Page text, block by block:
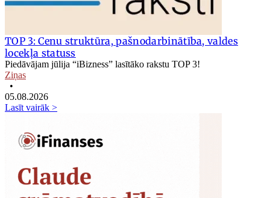
TOP 3: Cenu struktūra, pašnodarbinātība, valdes
locekļa statuss
Piedāvājam jūlija “iBizness” lasītāko rakstu TOP 3!
Ziņas
•
05.08.2026
Lasīt vairāk >